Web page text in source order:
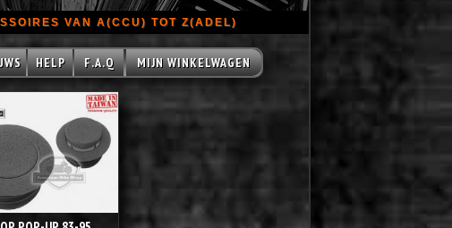
VAN A(CCU) TOT Z(ADEL)
HELP F.A.Q MIJN WINKELWAGEN